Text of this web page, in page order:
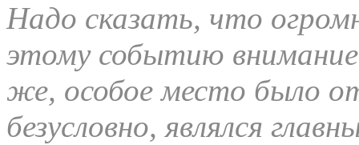
Надо сказать, что
этому событию
же, особое место было
безусловно, являлся